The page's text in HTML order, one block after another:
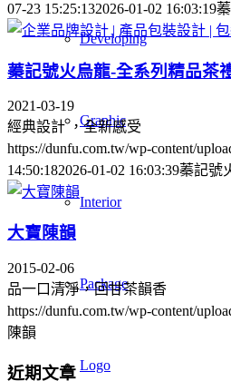
Developing
Graphic
Interior
Package
Logo
07-23 15:25:132026-01-02 16:03:19
蓁記號火烏龍-全系列精品茶
2021-03-19
經典設計 ，全新感受
https://dunfu.com.tw/wp-content/
14:50:182026-01-02 16:03:39蓁記號
大寶陳韻
2015-02-06
品一口清淨，回甘茶韻香
https://dunfu.com.tw/wp-content/
陳韻
近期文章